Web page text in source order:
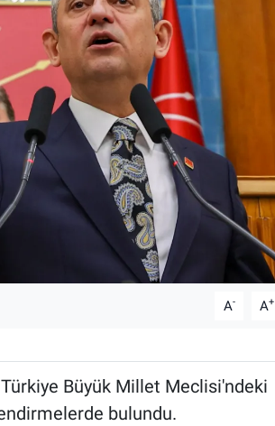
A- A+
Büyük Millet Meclisi'ndeki
bulundu.